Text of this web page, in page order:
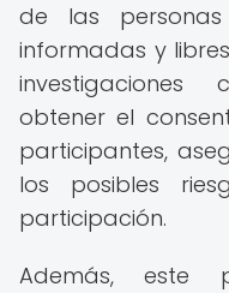
de las
informadas y
investigaciones
obtener el
participantes,
los posibles
participación.
Además, este